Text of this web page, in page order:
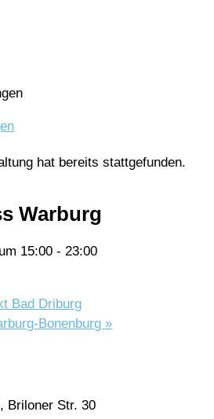
hat bereits stattgefunden.
Warburg
15:00 - 23:00
Bad Driburg
Bonenburg »
Briloner Str. 30